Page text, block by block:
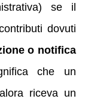
se il
dovuti
o notifica
che un
riceva un